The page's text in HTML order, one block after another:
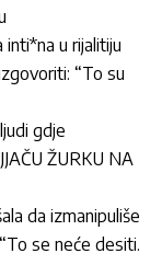
inti*na u rijalitiju
“To su
gdje
ŽURKU NA
da izmanipuliše
se neće desiti.